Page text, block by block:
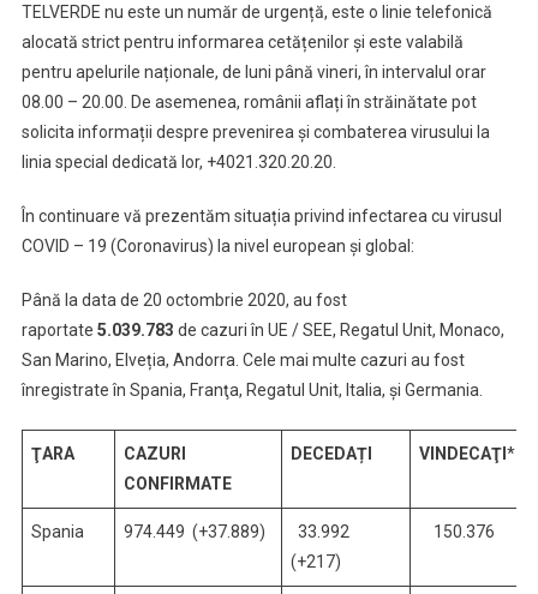
TELVERDE nu este un număr de urgență, este o linie telefonică
alocată strict pentru informarea cetățenilor și este valabilă
pentru apelurile naționale, de luni până vineri, în intervalul orar
08.00 – 20.00. De asemenea, românii aflați în străinătate pot
solicita informații despre prevenirea și combaterea virusului la
linia special dedicată lor, +4021.320.20.20.
În continuare vă prezentăm situația privind infectarea cu virusul
COVID – 19 (Coronavirus) la nivel european și global:
Până la data de 20 octombrie 2020, au fost
raportate 5.039.783 de cazuri în UE / SEE, Regatul Unit, Monaco,
San Marino, Elveția, Andorra. Cele mai multe cazuri au fost
înregistrate în Spania, Franţa, Regatul Unit, Italia, și Germania.
ŢARA
CAZURI
CONFIRMATE
DECEDAȚI VINDECAŢI*
Spania 974.449 (+37.889)
33.992
(+217)
150.376